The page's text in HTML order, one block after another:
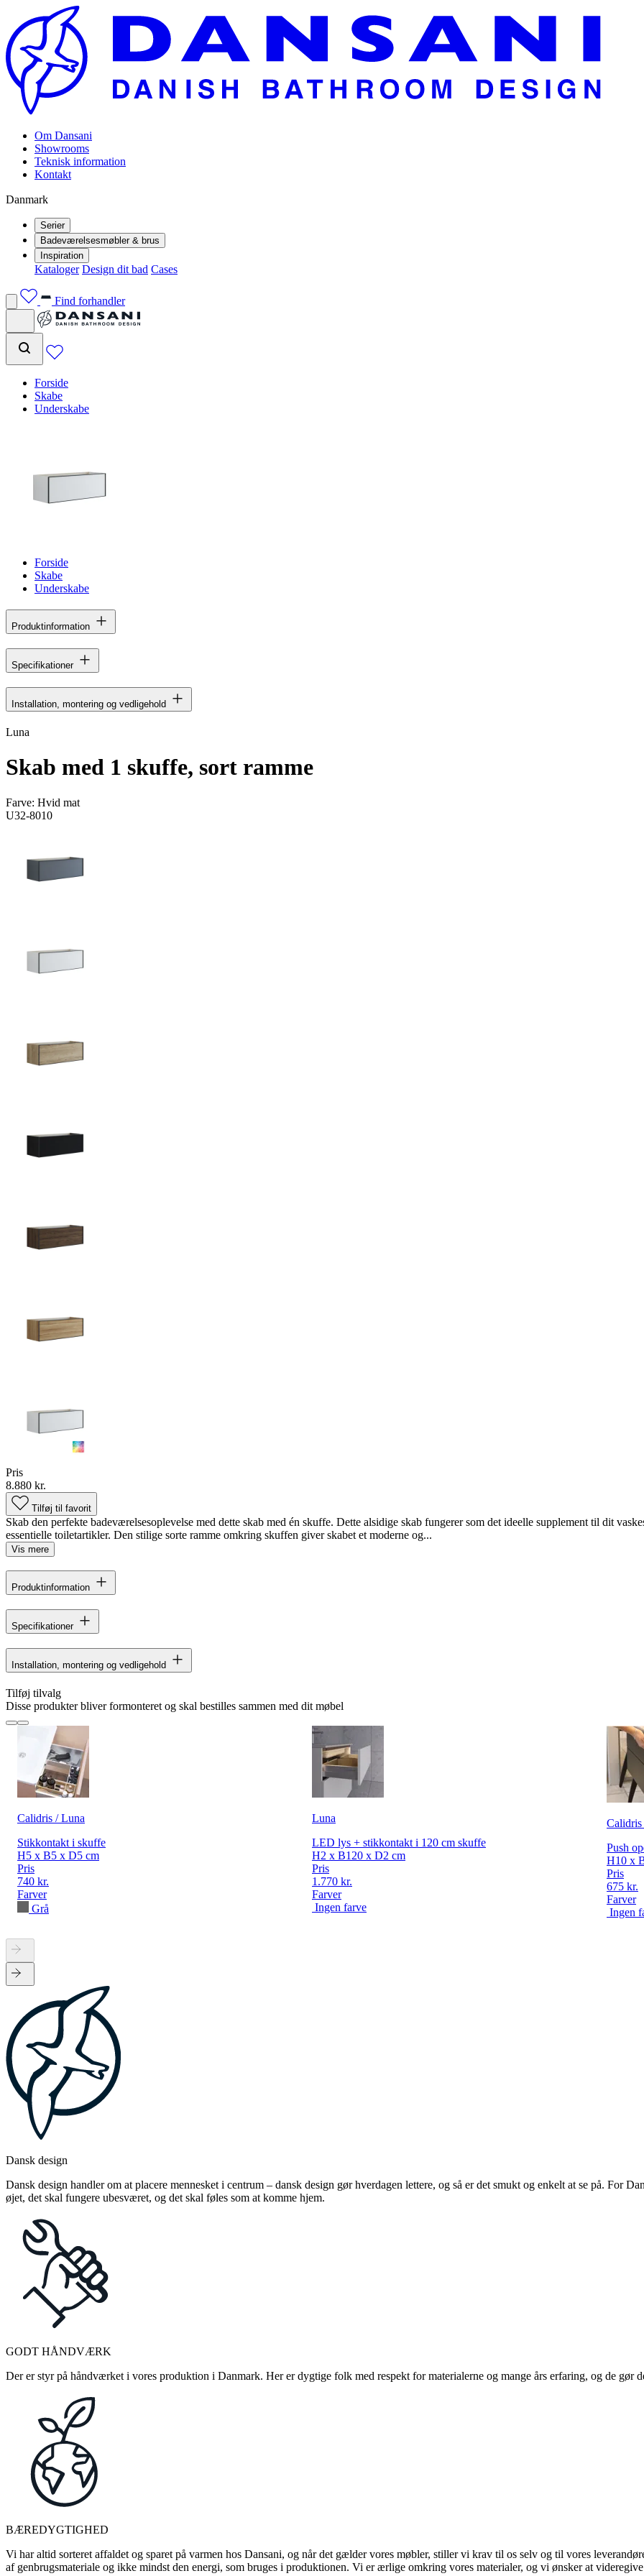
Om Dansani
Showrooms
Teknisk information
Kontakt
Danmark
Serier
Badeværelsesmøbler & brus
Inspiration
Kataloger Design dit bad Cases
Find forhandler
Forside
Skabe
Underskabe
Forside
Skabe
Underskabe
Produktinformation
Specifikationer
Installation, montering og vedligehold
Luna
Skab med 1 skuffe, sort ramme
Farve: Hvid mat
U32-8010
Pris
8.880 kr.
Tilføj til favorit
Skab den perfekte badeværelsesoplevelse med dette skab med én skuffe. Dette alsidige skab fungerer som det ideelle supplement til dit
essentielle toiletartikler. Den stilige sorte ramme omkring skuffen giver skabet et moderne og...
Vis mere
Produktinformation
Specifikationer
Installation, montering og vedligehold
Tilføj tilvalg
Disse produkter bliver formonteret og skal bestilles sammen med dit møbel
Calidris / Luna
Stikkontakt i skuffe
H5 x B5 x D5 cm
Pris
740 kr.
Farver
Grå
Luna
LED lys + stikkontakt i 120 cm skuffe
H2 x B120 x D2 cm
Pris
1.770 kr.
Farver
Ingen farve
Push
H10 x
Pris
675 kr.
Farver
Ingen
Dansk design
Dansk design handler om at placere mennesket i centrum – dansk design gør hverdagen lettere, og så er det smukt og enkelt at se på. For
øjet, det skal fungere ubesværet, og det skal føles som at komme hjem.
GODT HÅNDVÆRK
Der er styr på håndværket i vores produktion i Danmark. Her er dygtige folk med respekt for materialerne og mange års erfaring, og de gør
BÆREDYGTIGHED
Vi har altid sorteret affaldet og sparet på varmen hos Dansani, og når det gælder vores møbler, stiller vi krav til os selv og til vores
af genbrugsmateriale og ikke mindst den energi, som bruges i produktionen. Vi er ærlige omkring vores materialer, og vi ønsker at